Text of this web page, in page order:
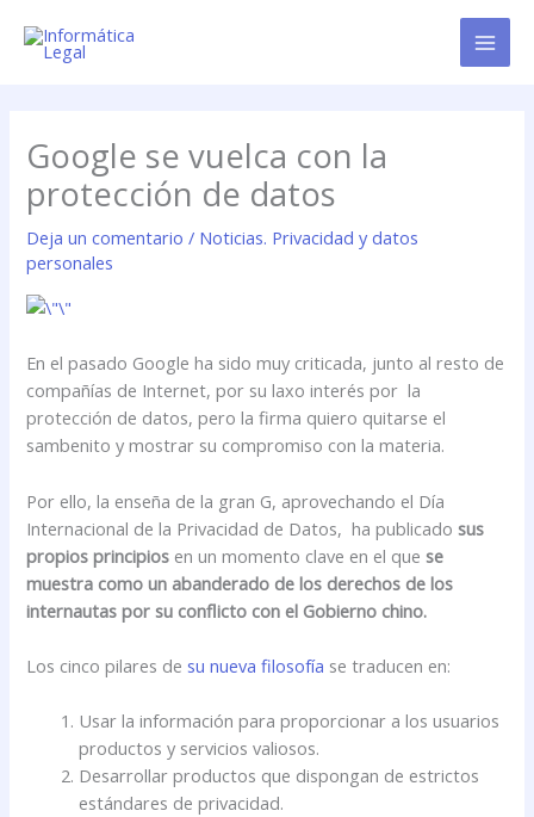
contenido
Google se vuelca con la
protección de datos
Deja un comentario / Noticias. Privacidad y datos
personales
En el pasado Google ha sido muy criticada, junto al resto de
compañías de Internet, por su laxo interés por la
protección de datos, pero la firma quiero quitarse el
sambenito y mostrar su compromiso con la materia.
Por ello, la enseña de la gran G, aprovechando el Día
Internacional de la Privacidad de Datos, ha publicadosus
propios principios en un momento clave en el quese
muestra como un abanderado de los derechos de los
internautas por su conflicto con el Gobierno chino.
Los cinco pilares de su nueva filosofía se traducen en:
Usar la información para proporcionar a los usuarios
productos y servicios valiosos.
Desarrollar productos que dispongan de estrictos
estándares de privacidad.